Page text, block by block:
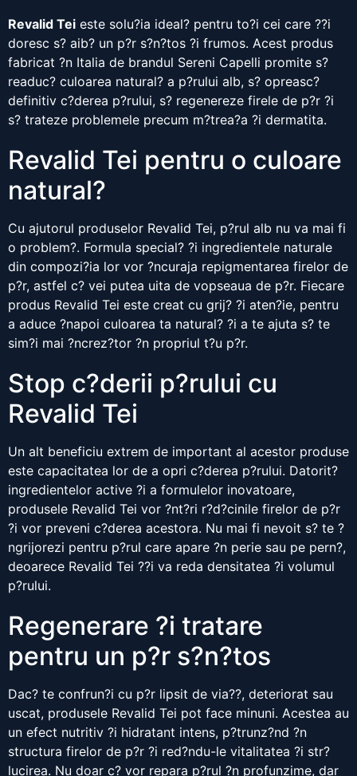
Revalid Tei este solu?ia ideal? pentru to?i cei care ??i
doresc s? aib? un p?r s?n?tos ?i frumos. Acest produs
fabricat ?n Italia de brandul Sereni Capelli promite s?
readuc? culoarea natural? a p?rului alb, s? opreasc?
definitiv c?derea p?rului, s? regenereze firele de p?r ?i
s? trateze problemele precum m?trea?a ?i dermatita.
Revalid Tei pentru o culoare
natural?
Cu ajutorul produselor Revalid Tei, p?rul alb nu va mai fi
o problem?. Formula special? ?i ingredientele naturale
din compozi?ia lor vor ?ncuraja repigmentarea firelor de
p?r, astfel c? vei putea uita de vopseaua de p?r. Fiecare
produs Revalid Tei este creat cu grij? ?i aten?ie, pentru
a aduce ?napoi culoarea ta natural? ?i a te ajuta s? te
sim?i mai ?ncrez?tor ?n propriul t?u p?r.
Stop c?derii p?rului cu
Revalid Tei
Un alt beneficiu extrem de important al acestor produse
este capacitatea lor de a opri c?derea p?rului. Datorit?
ingredientelor active ?i a formulelor inovatoare,
produsele Revalid Tei vor ?nt?ri r?d?cinile firelor de p?r
?i vor preveni c?derea acestora. Nu mai fi nevoit s? te ?
ngrijorezi pentru p?rul care apare ?n perie sau pe pern?,
deoarece Revalid Tei ??i va reda densitatea ?i volumul
p?rului.
Regenerare ?i tratare
pentru un p?r s?n?tos
Dac? te confrun?i cu p?r lipsit de via??, deteriorat sau
uscat, produsele Revalid Tei pot face minuni. Acestea au
un efect nutritiv ?i hidratant intens, p?trunz?nd ?n
structura firelor de p?r ?i red?ndu-le vitalitatea ?i str?
lucirea. Nu doar c? vor repara p?rul ?n profunzime, dar